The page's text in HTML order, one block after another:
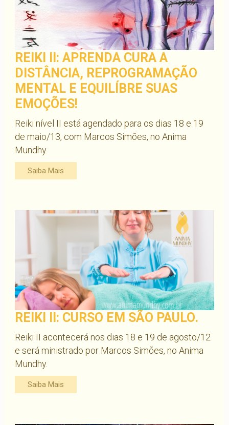
REIKI II: APRENDA CURA A
DISTÂNCIA, REPROGRAMAÇÃO
MENTAL E EQUILÍBRE SUAS
EMOÇÕES!
Reiki nível II está agendado para os dias 18 e 19
de maio/13, com Marcos Simões, no Anima
Mundhy.
Saiba Mais
REIKI II: CURSO EM SÃO PAULO.
Reiki II acontecerá nos dias 18 e 19 de agosto/12
e será ministrado por Marcos Simões, no Anima
Mundhy.
Saiba Mais